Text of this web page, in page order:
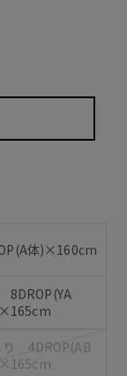
体)×160cm
8DROP(YA
り 4DROP(AB